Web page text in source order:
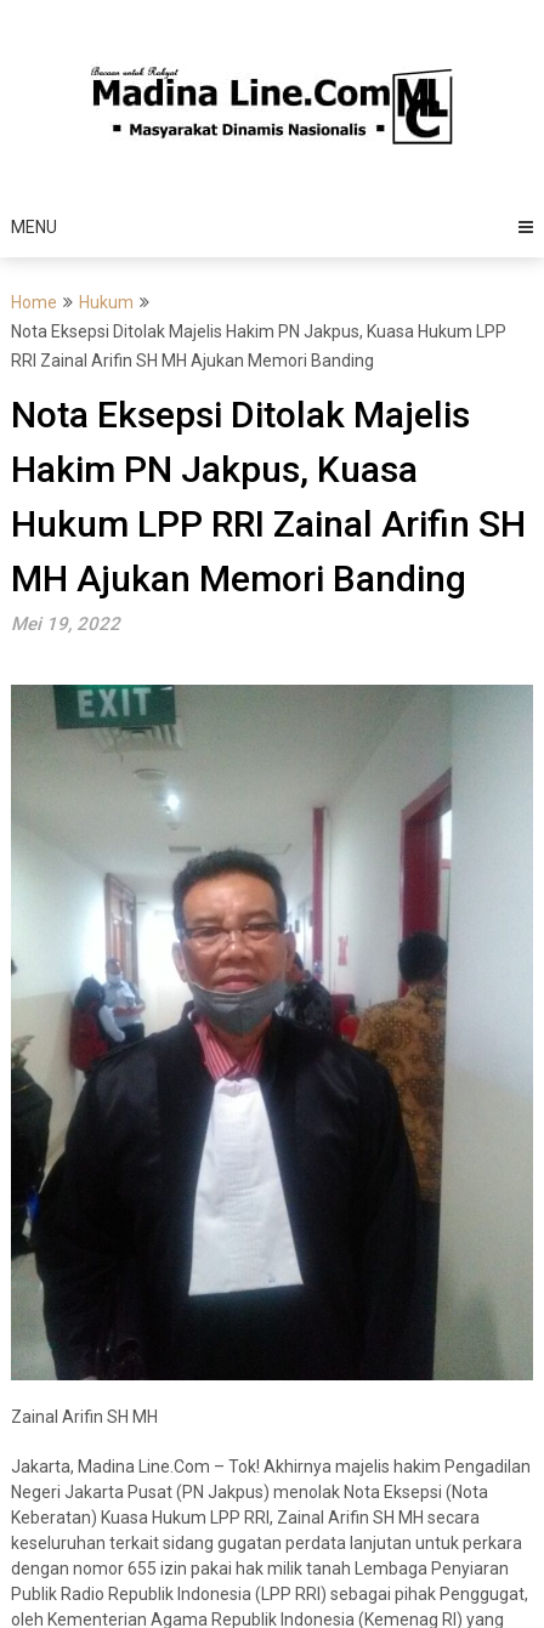
MENU
Home
Hukum
Nota Eksepsi Ditolak Majelis Hakim PN Jakpus, Kuasa Hukum LPP
RRI Zainal Arifin SH MH Ajukan Memori Banding
Nota Eksepsi Ditolak Majelis
Hakim PN Jakpus, Kuasa
Hukum LPP RRI Zainal Arifin SH
MH Ajukan Memori Banding
Mei 19, 2022
Zainal Arifin SH MH
Jakarta, Madina Line.Com – Tok! Akhirnya majelis hakim Pengadilan
Negeri Jakarta Pusat (PN Jakpus) menolak Nota Eksepsi (Nota
Keberatan) Kuasa Hukum LPP RRI, Zainal Arifin SH MH secara
keseluruhan terkait sidang gugatan perdata lanjutan untuk perkara
dengan nomor 655 izin pakai hak milik tanah Lembaga Penyiaran
Publik Radio Republik Indonesia (LPP RRI) sebagai pihak Penggugat,
oleh Kementerian Agama Republik Indonesia (Kemenag RI) yang